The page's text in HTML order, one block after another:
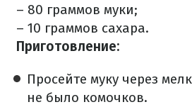
– 80 граммов муки;
– 10 граммов сахара.
Приготовление:
Просейте муку через
не было комочков.